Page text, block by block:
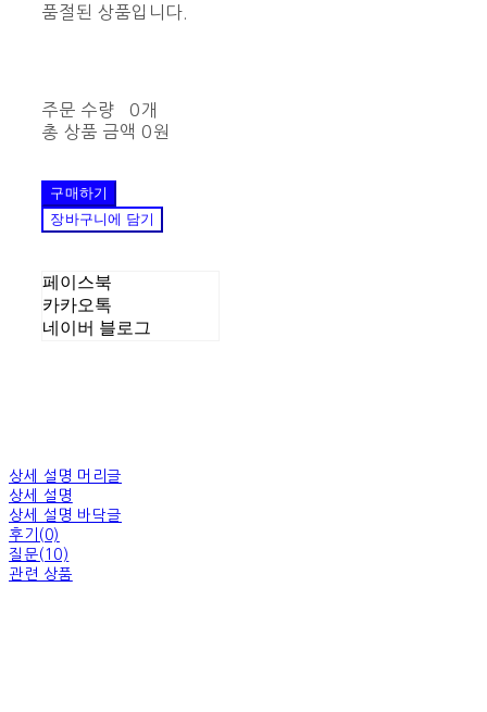
품절된 상품입니다.
주문 수량
0개
총 상품 금액 0원
구매하기
장바구니에 담기
페이스북
카카오톡
네이버 블로그
상세 설명 머리글
상세 설명
상세 설명 바닥글
후기(0)
질문(10)
관련 상품